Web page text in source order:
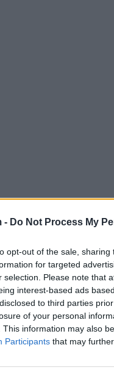
- Do Not Process My
opt-out of the sale,
for targeted
selection. Please note that
interest-based ads
to third parties
of your personal
This information may also
Participants that may